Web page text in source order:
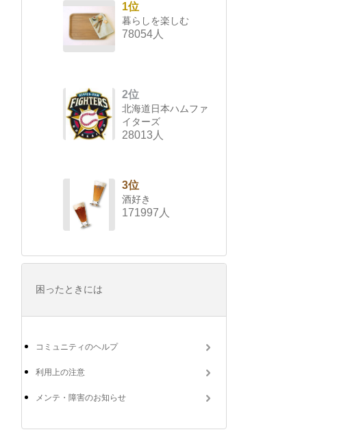
1位
暮らしを楽しむ
78054人
2位
北海道日本ハムファ
イターズ
28013人
3位
酒好き
171997人
困ったときには
コミュニティのヘルプ
利用上の注意
メンテ・障害のお知らせ